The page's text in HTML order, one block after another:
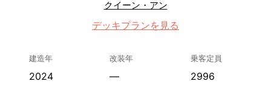
クイーン・アン
デッキプランを見る
建造年
2024
改装年
—
乗客定員
2996